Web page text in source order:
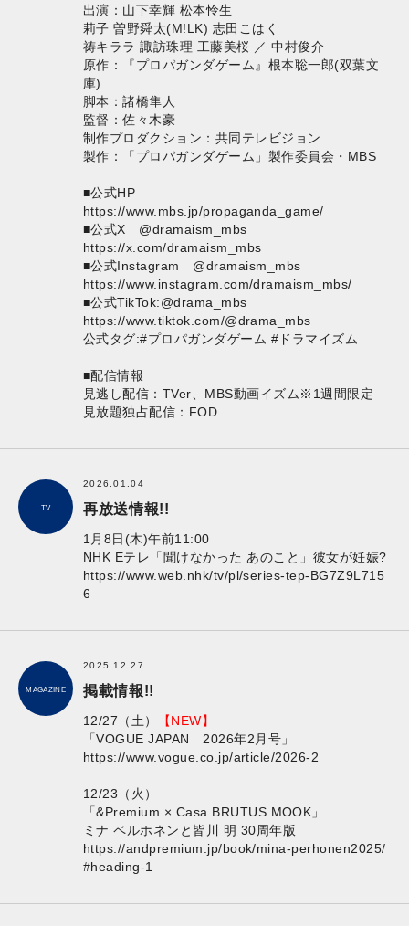
出演：山下幸輝 松本怜生
莉子 曽野舜太(M!LK) 志田こはく
祷キララ 諏訪珠理 工藤美桜 ／ 中村俊介
原作：『プロパガンダゲーム』根本聡一郎(双葉文
庫)
脚本：諸橋隼人
監督：佐々木豪
制作プロダクション：共同テレビジョン
製作：「プロパガンダゲーム」製作委員会・MBS
■公式HP
https://www.mbs.jp/propaganda_game/
■公式X @dramaism_mbs
https://x.com/dramaism_mbs
■公式Instagram @dramaism_mbs
https://www.instagram.com/dramaism_mbs/
■公式TikTok:@drama_mbs
https://www.tiktok.com/@drama_mbs
公式タグ:#プロパガンダゲーム #ドラマイズム
■配信情報
見逃し配信：TVer、MBS動画イズム※1週間限定
見放題独占配信：FOD
TV
2026.01.04
再放送情報!!
1月8日(木)午前11:00
NHK Eテレ「聞けなかった あのこと」彼女が妊娠?
https://www.web.nhk/tv/pl/series-tep-BG7Z9L715
6
MAGAZINE
2025.12.27
掲載情報!!
12/27（土）
【NEW】
「VOGUE JAPAN 2026年2月号」
https://www.vogue.co.jp/article/2026-2
12/23（火）
「&Premium × Casa BRUTUS MOOK」
ミナ ペルホネンと皆川 明 30周年版
https://andpremium.jp/book/mina-perhonen2025/
#heading-1